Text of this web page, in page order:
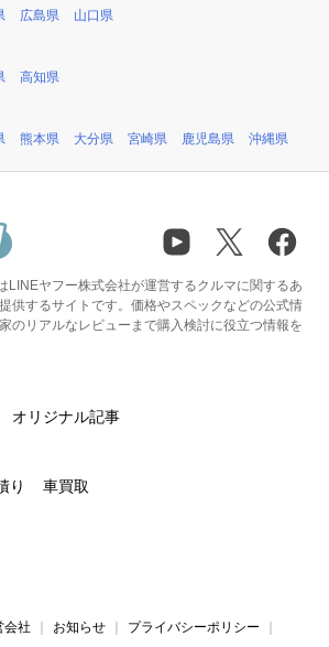
広島県 山口県
高知県
熊本県 大分県 宮崎県 鹿児島県 沖縄県
LINEヤフー株式会社が運営するクルマに関するあ
供するサイトです。価格やスペックなどの公式情
のリアルなレビューまで購入検討に役立つ情報を
オリジナル記事
り 車買取
会社 お知らせ
プライバシーポリシー